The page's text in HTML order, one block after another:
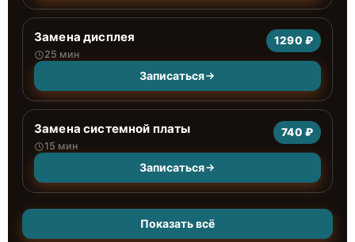
Замена дисплея
25 мин
1290 ₽
Записаться
Замена системной платы
15 мин
740 ₽
Записаться
Показать всё